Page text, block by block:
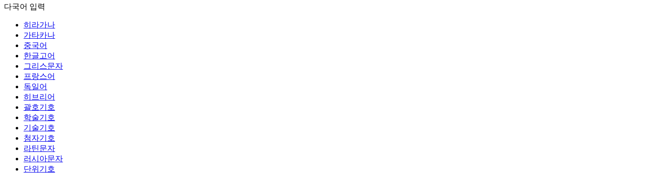
다국어 입력
히라가나
가타카나
중국어
한글고어
그리스문자
프랑스어
독일어
히브리어
괄호기호
학술기호
기술기호
첨자기호
라틴문자
러시아문자
단위기호